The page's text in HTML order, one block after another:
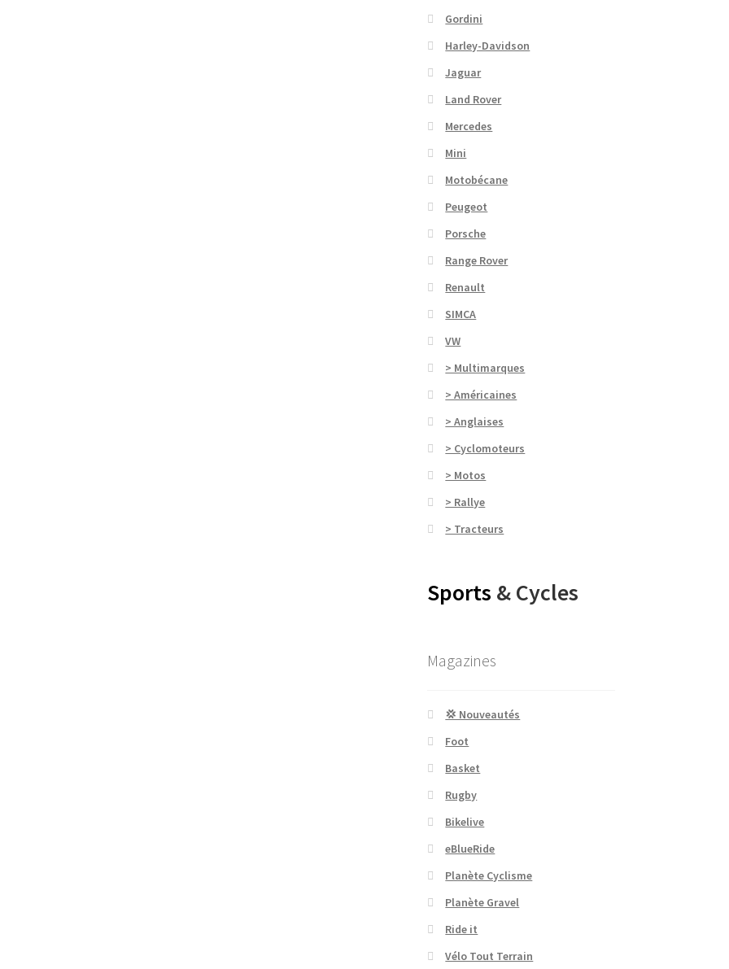
Gordini
Harley-Davidson
Jaguar
Land Rover
Mercedes
Mini
Motobécane
Peugeot
Porsche
Range Rover
Renault
SIMCA
VW
> Multimarques
> Américaines
> Anglaises
> Cyclomoteurs
> Motos
> Rallye
> Tracteurs
Sports & Cycles
Magazines
💢 Nouveautés
Foot
Basket
Rugby
Bikelive
eBlueRide
Planète Cyclisme
Planète Gravel
Ride it
Vélo Tout Terrain